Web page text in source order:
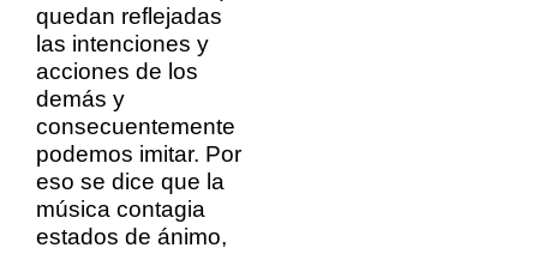
quedan reflejadas
las intenciones y
acciones de los
demás y
consecuentemente
podemos imitar. Por
eso se dice que la
música contagia
estados de ánimo,